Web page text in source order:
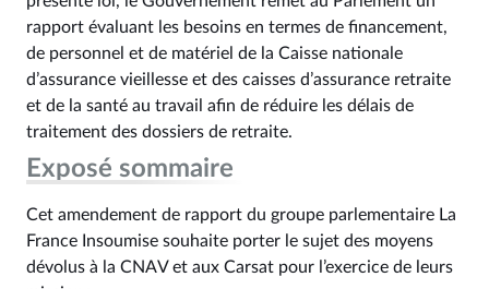
rapport évaluant les besoins en termes de financement,
de personnel et de matériel de la Caisse nationale
d’assurance vieillesse et des caisses d’assurance retraite
et de la santé au travail afin de réduire les délais de
traitement des dossiers de retraite.
Exposé sommaire
Cet amendement de rapport du groupe parlementaire La
France Insoumise souhaite porter le sujet des moyens
dévolus à la CNAV et aux Carsat pour l’exercice de leurs